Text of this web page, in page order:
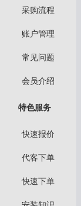
采购流程
账户管理
常见问题
会员介绍
特色服务
快速报价
代客下单
快速下单